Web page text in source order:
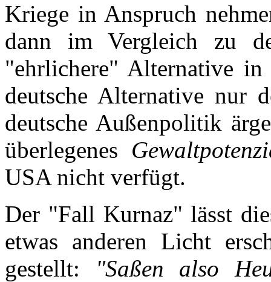
Kriege in Anspruch
dann im Vergleich zu
"ehrlichere" Alternative
deutsche Alternative nur
deutsche Außenpolitik
überlegenes
USA nicht verfügt.
Der "Fall Kurnaz" lässt
etwas anderen Licht
gestellt:
"Saßen also